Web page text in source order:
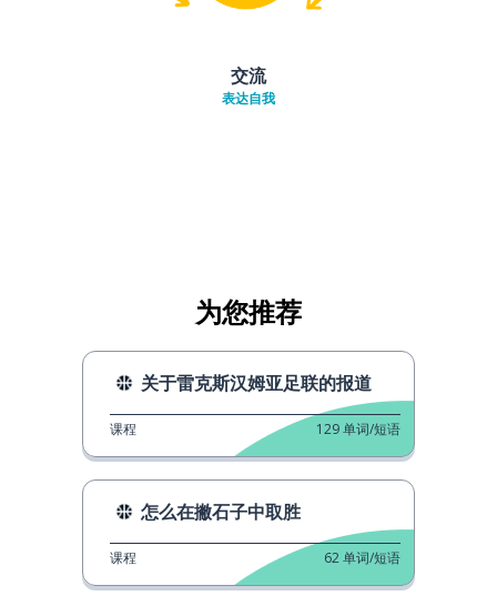
交流
表达自我
为您推荐
关于雷克斯汉姆亚足联的报道
课程 129单词/短语
怎么在撇石子中取胜
课程 62单词/短语